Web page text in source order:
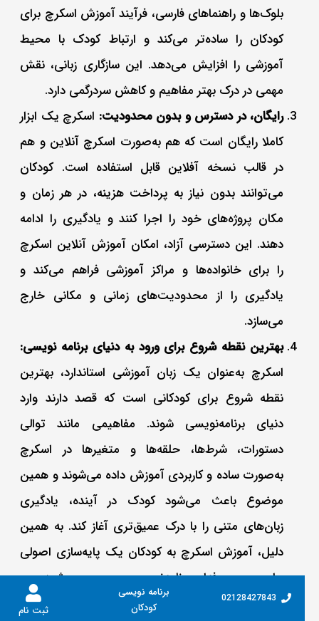
02128427843
برنامه نویسی
کودکان
ثبت نام
بلوک‌ها و راهنماهای فارسی، فرآیند آموزش اسکرچ برای
کودکان را ساده‌تر می‌کند و ارتباط کودک با محیط
آموزشی را افزایش می‌دهد. این سازگاری زبانی، نقش
مهمی در درک بهتر مفاهیم و کاهش سردرگمی دارد.
رایگان، در دسترس و بدون محدودیت: اسکرچ یک ابزار
کاملا رایگان است که هم به‌صورت اسکرچ آنلاین و هم
در قالب نسخه آفلاین قابل استفاده است. کودکان
می‌توانند بدون نیاز به پرداخت هزینه، در هر زمان و
مکان پروژه‌های خود را اجرا کنند و یادگیری را ادامه
دهند. این دسترسی آزاد، امکان آموزش آنلاین اسکرچ
را برای خانواده‌ها و مراکز آموزشی فراهم می‌کند و
یادگیری را از محدودیت‌های زمانی و مکانی خارج
می‌سازد.
بهترین نقطه شروع برای ورود به دنیای برنامه‌ نویسی:
اسکرچ به‌عنوان یک زبان آموزشی استاندارد، بهترین
نقطه شروع برای کودکانی است که قصد دارند وارد
دنیای برنامه‌نویسی شوند. مفاهیمی مانند توالی
دستورات، شرط‌ها، حلقه‌ها و متغیرها در اسکرچ
به‌صورت ساده و کاربردی آموزش داده می‌شوند و همین
موضوع باعث می‌شود کودک در آینده، یادگیری
زبان‌های متنی را با درک عمیق‌تری آغاز کند. به همین
دلیل، آموزش اسکرچ به کودکان یک پایه‌سازی اصولی
برای مسیر حرفه‌ای برنامه‌نویسی محسوب می‌شود.